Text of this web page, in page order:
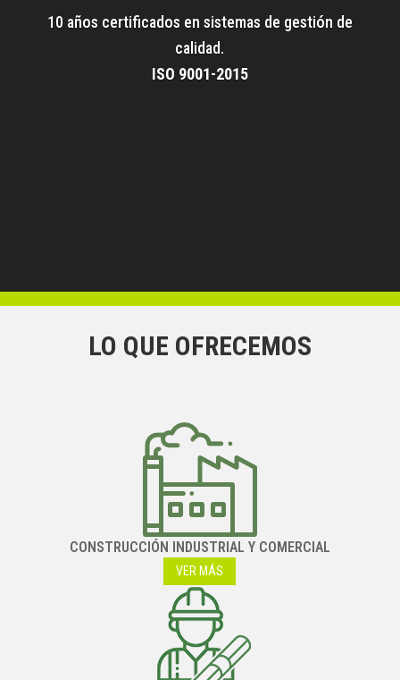
10 años certificados en sistemas de gestión de
calidad.
ISO 9001-2015
LO QUE OFRECEMOS
CONSTRUCCIÓN INDUSTRIAL Y COMERCIAL
VER MÁS